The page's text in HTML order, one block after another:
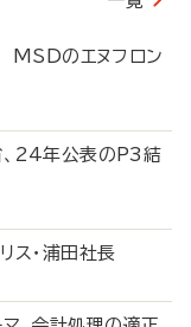
のエヌフロン
24年公表のP3結
・浦田社長